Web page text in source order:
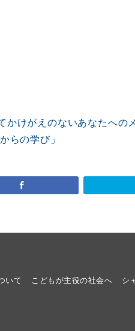
かけがえのないあなたへの
らの学び」
いて こどもが主役の社会へ シ